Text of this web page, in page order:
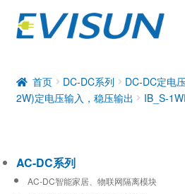
DC-DC系列
工业通信模块
首页 DC-DC系列 DC-DC定电
2W)定电压输入，稳压输出
IB_S-
AC-DC系列
AC-DC智能家居、物联网隔离模块